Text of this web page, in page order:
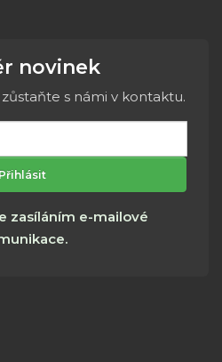
novinek
s námi v kontaktu.
mailová
adresa
Přihlásit
zasíláním e-mailové